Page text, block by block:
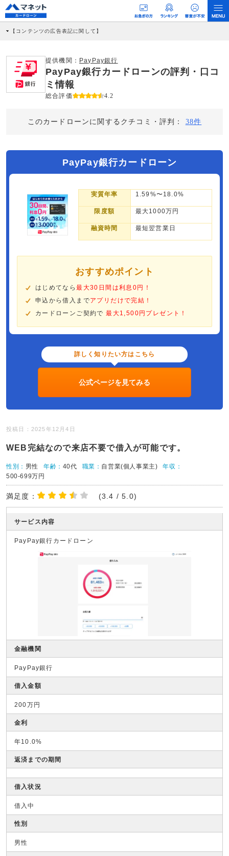
【コンテンツの広告表記に関して】
社に対して企業から紹介報酬が支払われるという収益モデルです。 ただし、特定の
商品を根拠なくPRするものではなく、当編集部の調査／ユーザーへの口コミ収集な
どに基づき、公平性を担保した情報提供を行っています。
>提携企業一覧
提供機関： PayPay銀行
PayPay銀行カードローンの評判・口コ
ミ情報
総合評価 4.2
このカードローンに関するクチコミ・評判： 38件
PayPay銀行カードローン
実質年率 1.59%〜18.0%
限度額 最大1000万円
融資時間 最短翌営業日
おすすめポイント
はじめてなら最大30日間は利息0円！
申込から借入までアプリだけで完結！
カードローンご契約で最大1,500円プレゼント！
詳しく知りたい方はこちら
公式ページを見てみる
投稿日：2025年12月4日
WEB完結なので来店不要で借入が可能です。
性別： 男性 年齢： 40代 職業： 自営業(個人事業主)
年収：
500-699万円
満足度： (3.4 / 5.0)
サービス内容
PayPay銀行カードローン
金融機関
PayPay銀行
借入金額
200万円
金利
年10.0%
返済までの期間
借入状況
借入中
性別
男性